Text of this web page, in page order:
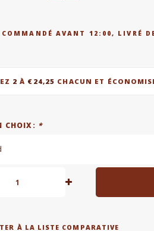
COMMANDÉ AVANT 12:00, LIVRÉ
2 À €24,25 CHACUN ET
CHOIX: *
À LA LISTE COMPARATIVE